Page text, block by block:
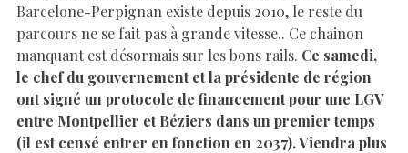
Barcelone-Perpignan existe depuis 2010, le reste du
parcours ne se fait pas à grande vitesse.. Ce chainon
manquant est désormais sur les bons rails. Ce samedi,
le chef du gouvernement et la présidente de région
ont signé un protocole de financement pour une LGV
entre Montpellier et Béziers dans un premier temps
(il est censé entrer en fonction en 2037). Viendra plus